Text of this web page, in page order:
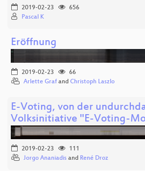
2019-02-23
656
Pascal K
Eröffnung
2019-02-23
66
Arlette Graf and Christoph Laszlo
E-Voting, von der
Volksinitiative "E-Voting-
2019-02-23
111
Jorgo Ananiadis and René Droz